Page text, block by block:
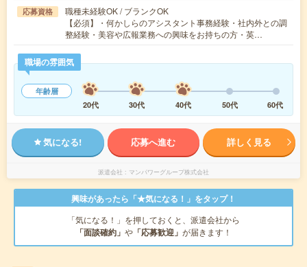
応募資格
職種未経験OK / ブランクOK
【必須】・何かしらのアシスタント事務経験・社内外との調
整経験・美容や広報業務への興味をお持ちの方・英…
職場の雰囲気
年齢層
20代
30代 40代 50代 60代
気になる! 応募へ進む 詳しく見る
派遣会社 マンパワーグループ株式会社
興味があったら「★気になる！」をタップ！
「気になる！」を押しておくと、派遣会社から
「面談確約」 や 「応募歓迎」 が届きます！